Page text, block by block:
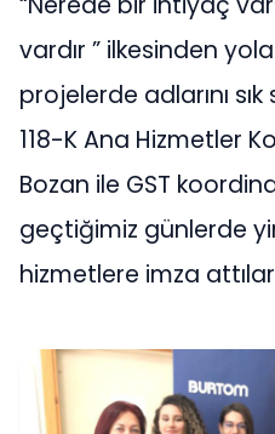
vardır ” ilkesinden
projelerde adlarını
118-K Ana Hizmetler
Bozan ile GST
geçtiğimiz günlerde
hizmetlere imza